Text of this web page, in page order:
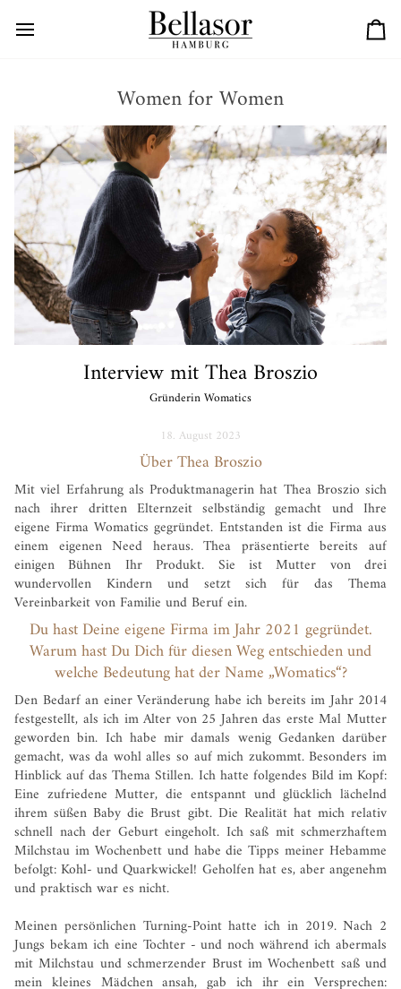
zum
Inhalt
Women for Women
Interview mit Thea Broszio
Gründerin Womatics
18. August 2023
Über Thea Broszio
Mit viel Erfahrung als Produktmanagerin hat Thea Broszio sich
nach ihrer dritten Elternzeit selbständig gemacht und Ihre
eigene Firma Womatics gegründet. Entstanden ist die Firma aus
einem eigenen Need heraus. Thea präsentierte bereits auf
einigen Bühnen Ihr Produkt. Sie ist Mutter von drei
wundervollen Kindern und setzt sich für das Thema
Vereinbarkeit von Familie und Beruf ein.
Du hast Deine eigene Firma im Jahr 2021 gegründet.
Warum hast Du Dich für diesen Weg entschieden und
welche Bedeutung hat der Name „Womatics“?
Den Bedarf an einer Veränderung habe ich bereits im Jahr 2014
festgestellt, als ich im Alter von 25 Jahren das erste Mal Mutter
geworden bin. Ich habe mir damals wenig Gedanken darüber
gemacht, was da wohl alles so auf mich zukommt. Besonders im
Hinblick auf das Thema Stillen. Ich hatte folgendes Bild im Kopf:
Eine zufriedene Mutter, die entspannt und glücklich lächelnd
ihrem süßen Baby die Brust gibt. Die Realität hat mich relativ
schnell nach der Geburt eingeholt. Ich saß mit schmerzhaftem
Milchstau im Wochenbett und habe die Tipps meiner Hebamme
befolgt: Kohl- und Quarkwickel! Geholfen hat es, aber angenehm
und praktisch war es nicht.
Meinen persönlichen Turning-Point hatte ich in 2019. Nach 2
Jungs bekam ich eine Tochter - und noch während ich abermals
mit Milchstau und schmerzender Brust im Wochenbett saß und
mein kleines Mädchen ansah, gab ich ihr ein Versprechen: